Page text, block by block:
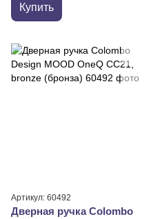
Купить
Артикул: 60492
Дверная ручка Colombo